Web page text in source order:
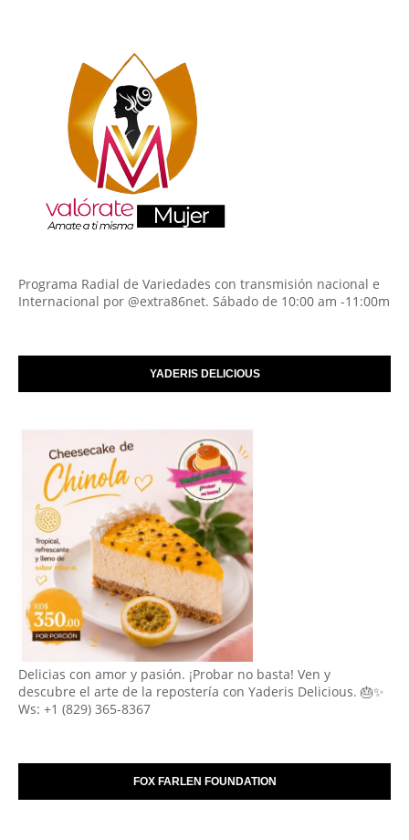
Programa Radial de Variedades con transmisión nacional e
Internacional por @extra86net. Sábado de 10:00 am -11:00m
YADERIS DELICIOUS
Delicias con amor y pasión. ¡Probar no basta! Ven y
descubre el arte de la repostería con Yaderis Delicious. 🎂✨
Ws: +1 (829) 365-8367
FOX FARLEN FOUNDATION